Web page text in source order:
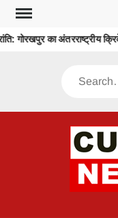
Skip
content
गोरखपुर का अंतरराष्ट्रीय
Search